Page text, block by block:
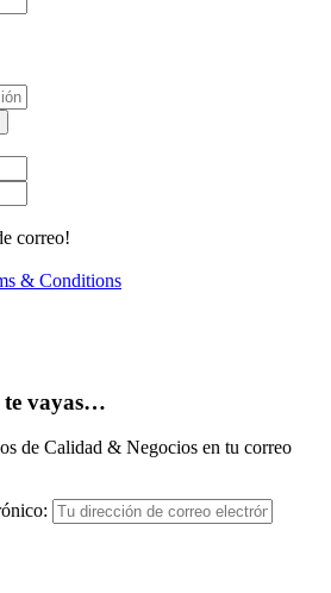
de correo electrónico
correo!
& Conditions
te vayas…
de Calidad & Negocios en tu correo